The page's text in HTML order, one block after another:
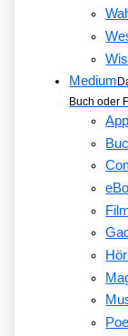
Medium
Buch oder
App